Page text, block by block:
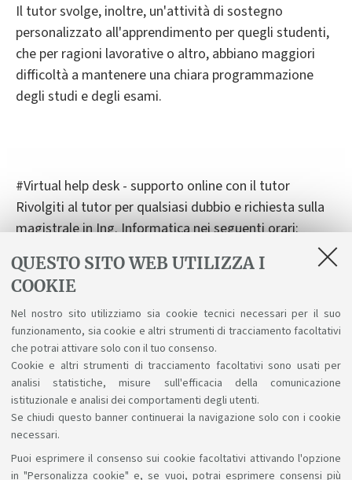
QUESTO SITO WEB UTILIZZA I
COOKIE
Nel nostro sito utilizziamo sia cookie tecnici necessari per il suo
funzionamento, sia cookie e altri strumenti di tracciamento facoltativi
che potrai attivare solo con il tuo consenso.
Cookie e altri strumenti di tracciamento facoltativi sono usati per
analisi statistiche, misure sull'efficacia della comunicazione
istituzionale e analisi dei comportamenti degli utenti.
Se chiudi questo banner continuerai la navigazione solo con i cookie
necessari.
Puoi esprimere il consenso sui cookie facoltativi attivando l'opzione
in "Personalizza cookie" e, se vuoi, potrai esprimere consensi più
Il tutor svolge, inoltre, un'attività di sostegno
personalizzato all'apprendimento per quegli studenti,
che per ragioni lavorative o altro, abbiano maggiori
difficoltà a mantenere una chiara programmazione
degli studi e degli esami.
#Virtual help desk - supporto online con il tutor
Rivolgiti al tutor per qualsiasi dubbio e richiesta sulla
magistrale in Ing. Informatica nei seguenti orari:
- Mercoledì dalle 15 alle 18
- Venerdì dalle 10 alle 13
Leggi le istruzioni per collegarti
Sosteniamo il diritto alla conoscenza